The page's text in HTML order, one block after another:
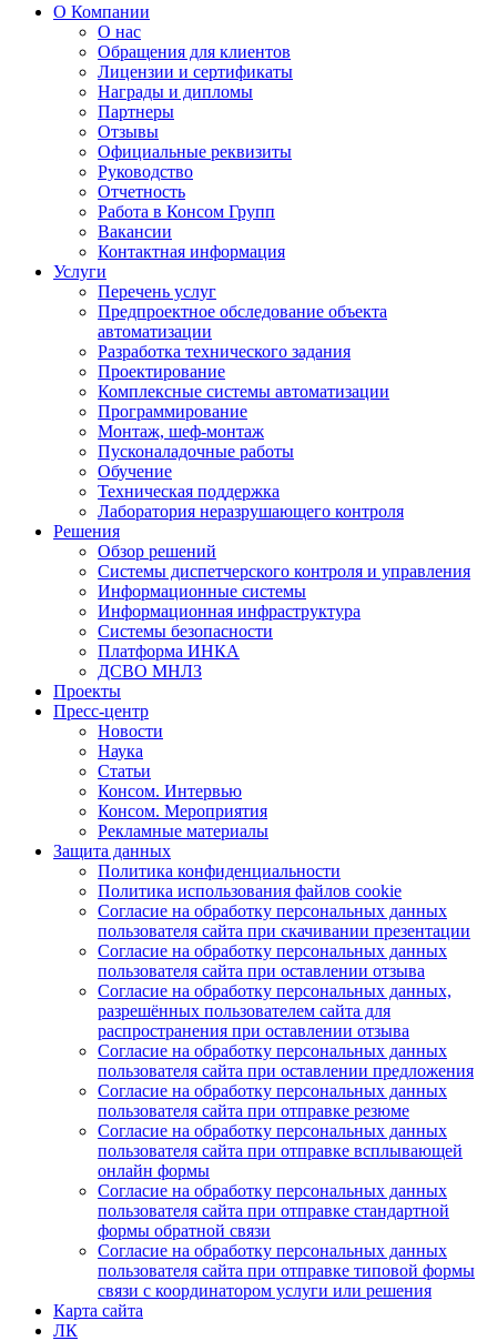
О Компании
О нас
Обращения для клиентов
Лицензии и сертификаты
Награды и дипломы
Партнеры
Отзывы
Официальные реквизиты
Руководство
Отчетность
Работа в Консом Групп
Вакансии
Контактная информация
Услуги
Перечень услуг
Предпроектное обследование объекта
автоматизации
Разработка технического задания
Проектирование
Комплексные системы автоматизации
Программирование
Монтаж, шеф-монтаж
Пусконаладочные работы
Обучение
Техническая поддержка
Лаборатория неразрушающего контроля
Решения
Обзор решений
Системы диспетчерского контроля и управления
Информационные системы
Информационная инфраструктура
Системы безопасности
Платформа ИНКА
ДСВО МНЛЗ
Проекты
Пресс-центр
Новости
Наука
Статьи
Консом. Интервью
Консом. Мероприятия
Рекламные материалы
Защита данных
Политика конфиденциальности
Политика использования файлов cookie
Согласие на обработку персональных данных
пользователя сайта при скачивании презентации
Согласие на обработку персональных данных
пользователя сайта при оставлении отзыва
Согласие на обработку персональных данных,
разрешённых пользователем сайта для
распространения при оставлении отзыва
Согласие на обработку персональных данных
пользователя сайта при оставлении предложения
Согласие на обработку персональных данных
пользователя сайта при отправке резюме
Согласие на обработку персональных данных
пользователя сайта при отправке всплывающей
онлайн формы
Согласие на обработку персональных данных
пользователя сайта при отправке стандартной
формы обратной связи
Согласие на обработку персональных данных
пользователя сайта при отправке типовой формы
связи с координатором услуги или решения
Карта сайта
ЛК